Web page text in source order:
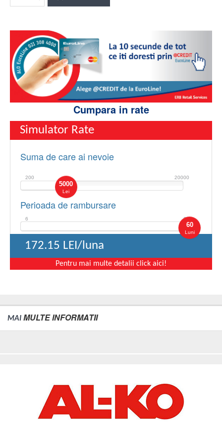
Cumpara in rate
Simulator Rate
Suma de care ai nevoie
5000
Lei
200 20000
Perioada de rambursare
60
Luni
6 60
172.15 LEI/luna
Pentru mai multe detalii click aici!
MAI MULTE INFORMATII